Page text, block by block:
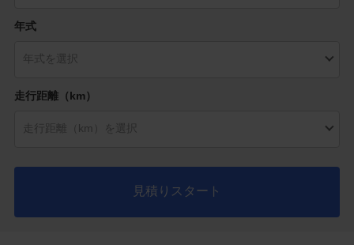
年式
走行距離（km）
見積りスタート